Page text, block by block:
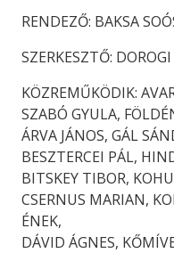
RENDEZŐ: BAKSA
SZERKESZTŐ:
KÖZREMŰKÖDIK:
SZABÓ GYULA,
ÁRVA JÁNOS, GÁL
BESZTERCEI PÁL,
BITSKEY TIBOR,
CSERNUS MARIAN,
ÉNEK,
DÁVID ÁGNES,